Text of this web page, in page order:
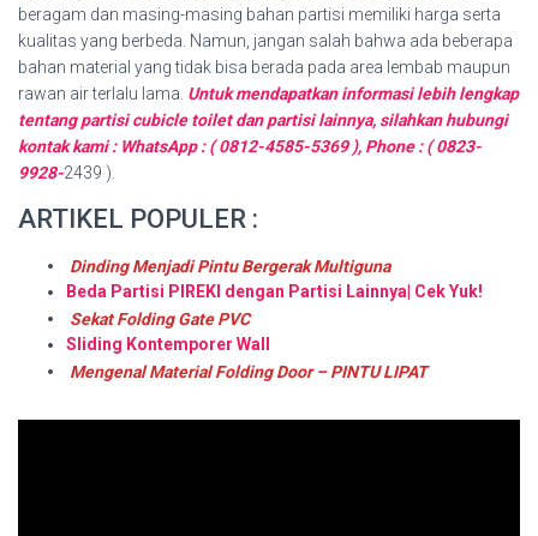
beragam dan masing-masing bahan partisi memiliki harga serta
kualitas yang berbeda. Namun, jangan salah bahwa ada beberapa
bahan material yang tidak bisa berada pada area lembab maupun
rawan air terlalu lama. Untuk mendapatkan informasi lebih lengkap
tentang partisi cubicle toilet dan partisi lainnya, silahkan hubungi
kontak kami : WhatsApp : ( 0812-4585-5369 ), Phone : ( 0823-
9928-2439 ).
ARTIKEL POPULER :
Dinding Menjadi Pintu Bergerak Multiguna
Beda Partisi PIREKI dengan Partisi Lainnya| Cek Yuk!
Sekat Folding Gate PVC
Sliding Kontemporer Wall
Mengenal Material Folding Door – PINTU LIPAT